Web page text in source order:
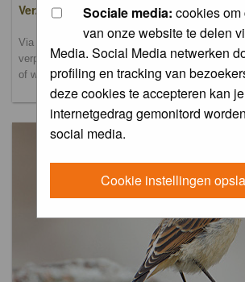
Sociale media: cookies
van onze website te delen
Media. Social Media netwerken
profiling en tracking van
deze cookies te accepteren kan je
internetgedrag gemonitord
social media.
Cookie instellingen
Verzamel- en uploadalbum
Via dit album kun je foto's uploaden.
verplaatst naar de database-albums. Andere
of worden verplaatst naar het verbeteralbum.